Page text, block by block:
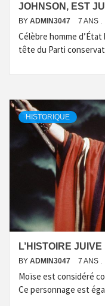
JOHNSON, EST
BY ADMIN3047 7 ANS .
Célèbre homme
tête du Parti
HISTORIQUE
L’HISTOIRE
BY ADMIN3047 7 ANS .
Moïse est considéré
Ce personnage est